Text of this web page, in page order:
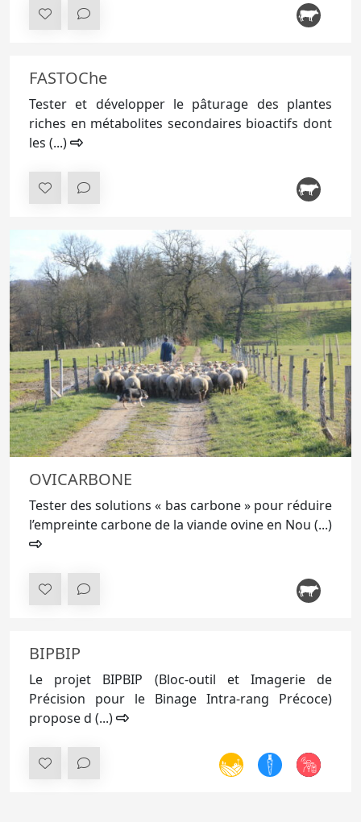
FASTOChe
Tester et développer le pâturage des plantes
riches en métabolites secondaires bioactifs dont
les (...)
OVICARBONE
Tester des solutions « bas carbone » pour réduire
l’empreinte carbone de la viande ovine en Nou (...)
BIPBIP
Le projet BIPBIP (Bloc-outil et Imagerie de
Précision pour le Binage Intra-rang Précoce)
propose d (...)